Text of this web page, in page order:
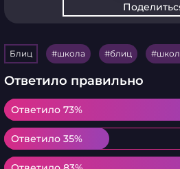
Блиц школа блиц
Ответило правильно
Ответило 73%
Ответило 73%
Ответило 35%
Ответило 35%